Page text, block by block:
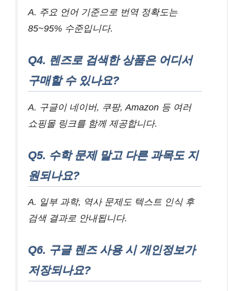
A. 주요 언어 기준으로 번역 정확도는
85~95% 수준입니다.
Q4. 렌즈로 검색한 상품은 어디서
구매할 수 있나요?
A. 구글이 네이버, 쿠팡, Amazon 등 여러
쇼핑몰 링크를 함께 제공합니다.
Q5. 수학 문제 말고 다른 과목도 지
원되나요?
A. 일부 과학, 역사 문제도 텍스트 인식 후
검색 결과로 안내됩니다.
Q6. 구글 렌즈 사용 시 개인정보가
저장되나요?